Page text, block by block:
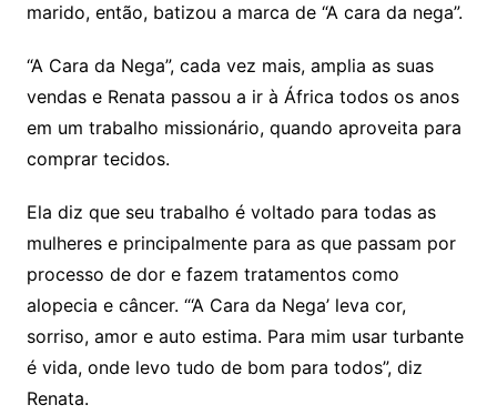
marido, então, batizou a marca de “A cara da nega”.
“A Cara da Nega”, cada vez mais, amplia as suas
vendas e Renata passou a ir à África todos os anos
em um trabalho missionário, quando aproveita para
comprar tecidos.
Ela diz que seu trabalho é voltado para todas as
mulheres e principalmente para as que passam por
processo de dor e fazem tratamentos como
alopecia e câncer. “‘A Cara da Nega’ leva cor,
sorriso, amor e auto estima. Para mim usar turbante
é vida, onde levo tudo de bom para todos”, diz
Renata.